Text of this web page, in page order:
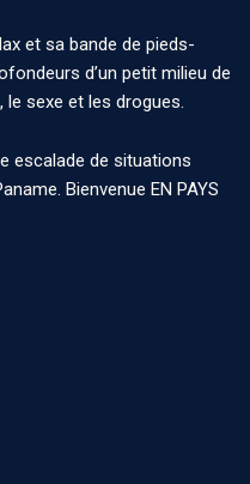
et sa bande de pieds-
d’un petit milieu de
sexe et les drogues.
escalade de situations
Bienvenue EN PAYS